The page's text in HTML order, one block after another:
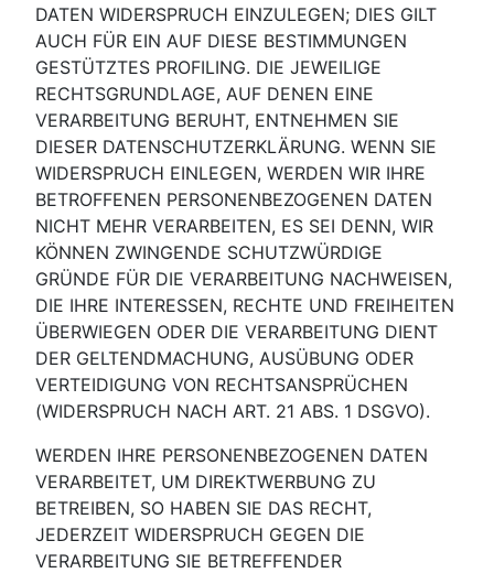
DATEN WIDERSPRUCH EINZULEGEN; DIES GILT
AUCH FÜR EIN AUF DIESE BESTIMMUNGEN
GESTÜTZTES PROFILING. DIE JEWEILIGE
RECHTSGRUNDLAGE, AUF DENEN EINE
VERARBEITUNG BERUHT, ENTNEHMEN SIE
DIESER DATENSCHUTZERKLÄRUNG. WENN SIE
WIDERSPRUCH EINLEGEN, WERDEN WIR IHRE
BETROFFENEN PERSONENBEZOGENEN DATEN
NICHT MEHR VERARBEITEN, ES SEI DENN, WIR
KÖNNEN ZWINGENDE SCHUTZWÜRDIGE
GRÜNDE FÜR DIE VERARBEITUNG NACHWEISEN,
DIE IHRE INTERESSEN, RECHTE UND FREIHEITEN
ÜBERWIEGEN ODER DIE VERARBEITUNG DIENT
DER GELTENDMACHUNG, AUSÜBUNG ODER
VERTEIDIGUNG VON RECHTSANSPRÜCHEN
(WIDERSPRUCH NACH ART. 21 ABS. 1 DSGVO).
WERDEN IHRE PERSONENBEZOGENEN DATEN
VERARBEITET, UM DIREKTWERBUNG ZU
BETREIBEN, SO HABEN SIE DAS RECHT,
JEDERZEIT WIDERSPRUCH GEGEN DIE
VERARBEITUNG SIE BETREFFENDER